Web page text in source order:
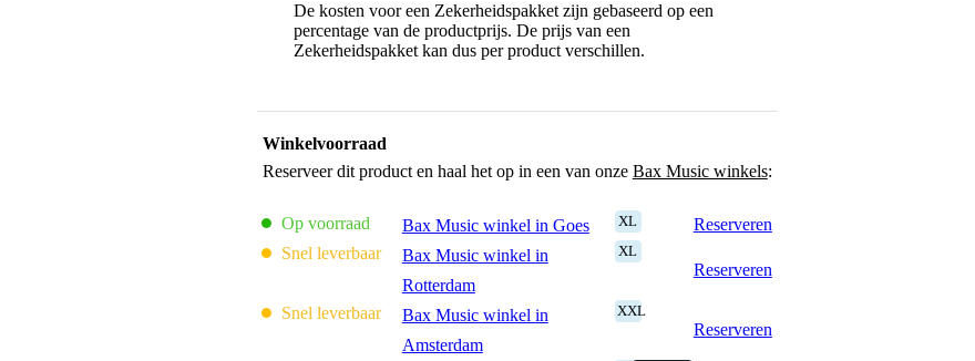
De kosten voor een Zekerheidspakket zijn gebaseerd op een
percentage van de productprijs. De prijs van een
Zekerheidspakket kan dus per product verschillen.
Winkelvoorraad
Reserveer dit product en haal het op in een van onze Bax Music winkels:
Op voorraad Bax Music winkel in Goes XL
Reserveren
Snel leverbaar
Bax Music winkel in
Rotterdam
XL
Reserveren
Snel leverbaar
Bax Music winkel in
Amsterdam
XXL
Reserveren